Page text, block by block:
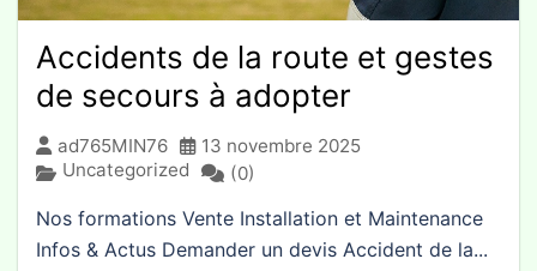
Accidents de la route et gestes
de secours à adopter
ad765MIN76
13 novembre 2025
Uncategorized
(0)
Nos formations Vente Installation et Maintenance
Infos & Actus Demander un devis Accident de la...